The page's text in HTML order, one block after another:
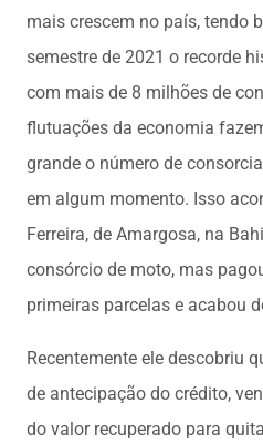
mais crescem no país, tendo
semestre de 2021 o recorde
com mais de 8 milhões de
flutuações da economia
grande o número de
em algum momento. Isso
Ferreira, de Amargosa, na
consórcio de moto, mas
primeiras parcelas e acabou
Recentemente ele descobriu
de antecipação do crédito,
do valor recuperado para